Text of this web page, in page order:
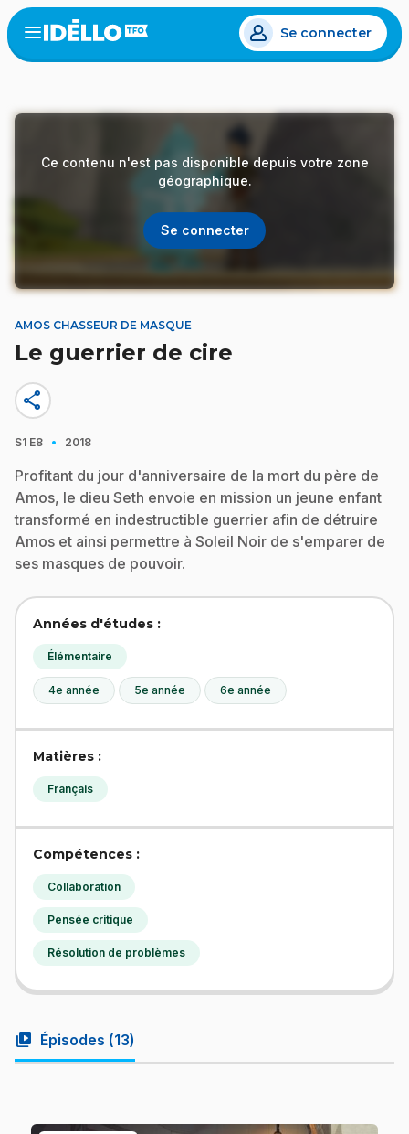
Aller
au
contenu
Open
menu
Se connecter
Ce contenu n'est pas disponible depuis votre zone
géographique.
Se connecter
AMOS CHASSEUR DE MASQUE
Le guerrier de cire
share
S1 E8 · 2018
Profitant du jour d'anniversaire de la mort du père de
Amos, le dieu Seth envoie en mission un jeune enfant
transformé en indestructible guerrier afin de détruire
Amos et ainsi permettre à Soleil Noir de s'emparer de
ses masques de pouvoir.
Années d'études :
Élémentaire
4e année 5e année 6e année
Matières :
Français
Compétences :
Collaboration
Pensée critique
Résolution de problèmes
video_library Épisodes (13)